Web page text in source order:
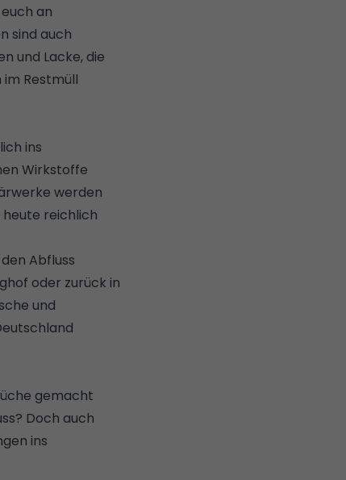
an
sind auch
und Lacke, die
Restmüll
ins
Wirkstoffe
werden
reichlich
Abfluss
oder zurück in
und
gemacht
Doch auch
ins